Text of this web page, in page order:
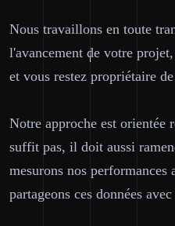
Nous travaillons en toute
l'avancement de votre
et vous restez propriétaire
Notre approche est orientée
suffit pas, il doit aussi
mesurons nos performances
partageons ces données